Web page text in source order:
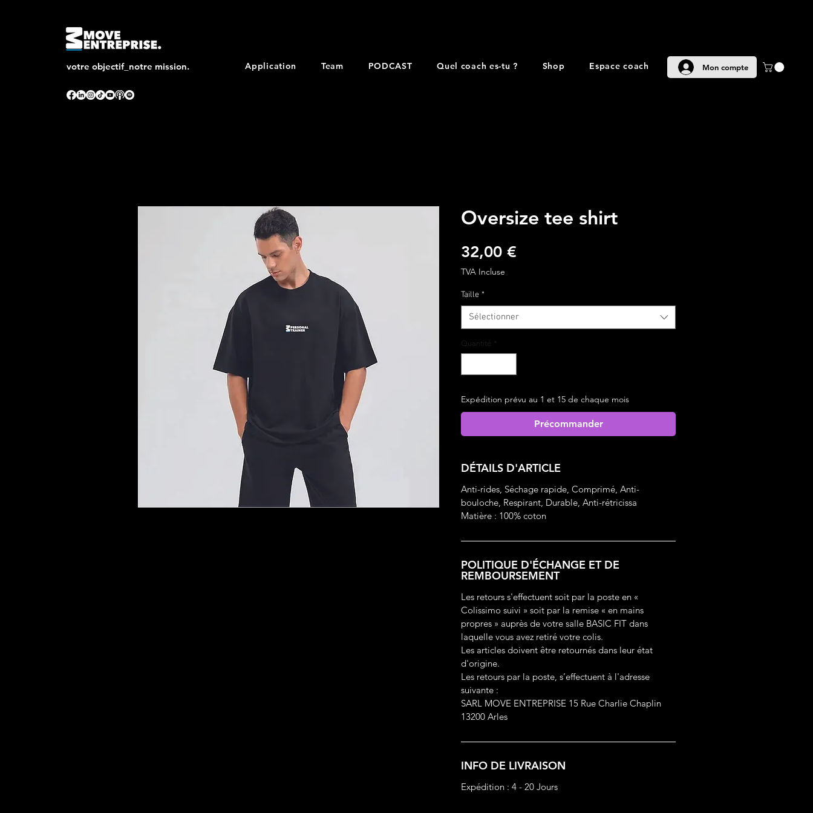
votre objectif_notre mission. Application Team PODCAST Quel coach es-tu ? Shop Espace coach Mon compte
Oversize tee shirt
32,00 €
TVA Incluse
Taille *
Sélectionner
Quantité *
Expédition prévu au 1 et 15 de chaque mois
Précommander
DÉTAILS D'ARTICLE
Anti-rides, Séchage rapide, Comprimé, Anti-
bouloche, Respirant, Durable, Anti-rétricissa
Matière : 100% coton
POLITIQUE D'ÉCHANGE ET DE
REMBOURSEMENT
Les retours s'effectuent soit par la poste en «
Colissimo suivi » soit par la remise « en mains
propres » auprès de votre salle BASIC FIT dans
laquelle vous avez retiré votre colis.
Les articles doivent être retournés dans leur état
d'origine.
Les retours par la poste, s’effectuent à l'adresse
suivante :
SARL MOVE ENTREPRISE 15 Rue Charlie Chaplin
13200 Arles
INFO DE LIVRAISON
Expédition : 4 - 20 Jours